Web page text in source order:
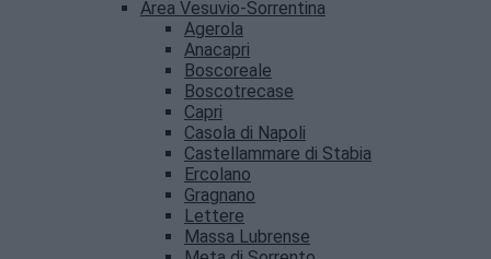
Area Vesuvio-Sorrentina
Agerola
Anacapri
Boscoreale
Boscotrecase
Capri
Casola di Napoli
Castellammare di Stabia
Ercolano
Gragnano
Lettere
Massa Lubrense